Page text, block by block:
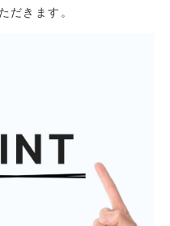
だきます。